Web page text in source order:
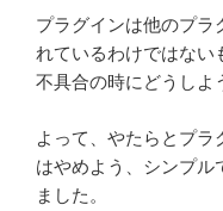
プラグインは他のプラ
れているわけではない
不具合の時にどうしよ
よって、やたらとプラ
はやめよう、シンプル
ました。